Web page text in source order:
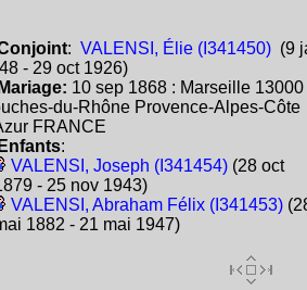
: VALENSI, Élie (I341450)(9
- 29 oct 1926)
10 sep 1868 : Marseille 13000
du-Rhône Provence-Alpes-Côte
FRANCE
Enfants:
VALENSI, Joseph (I341454)(28 oct
- 25 nov 1943)
VALENSI, Abraham Félix (I341453)
1882 - 21 mai 1947)